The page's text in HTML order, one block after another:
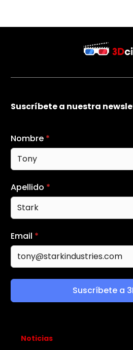
Suscríbete a nuestra
Nombre *
Apellido *
Email *
Suscríbete a
Noticias